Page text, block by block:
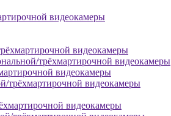
видеокамеры
видеокамеры
трёхмартирочной видеокамеры
видеокамеры
трёхмартирочной видеокамеры
видеокамеры